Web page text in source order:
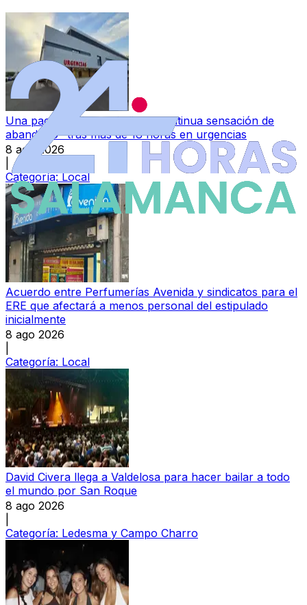
Una paciente denuncia "una continua sensación de
abandono" tras más de 18 horas en urgencias
8 ago 2026
Categoría:Local
Acuerdo entre Perfumerías Avenida y sindicatos para el
ERE que afectará a menos personal del estipulado
inicialmente
8 ago 2026
Categoría: Local
David Civera llega a Valdelosa para hacer bailar a todo
el mundo por San Roque
8 ago 2026
Categoría: Ledesma y Campo Charro